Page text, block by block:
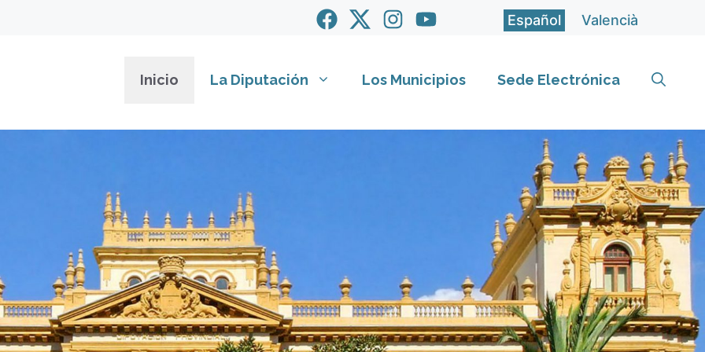
Español Valencià
Inicio La Diputación Los Municipios Sede Electrónica